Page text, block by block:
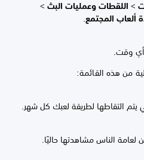
> اللقطات وعمليات البث >
ألعاب المجتمع.
أي وقت.
من هذه القائمة:
يتم التقاطها لطريقة لعبك كل شهر.
لعامة الناس مشاهدتها حاليًا.